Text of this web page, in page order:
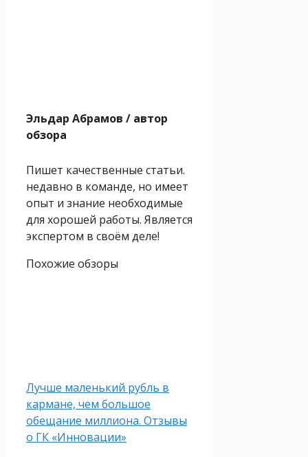
Эльдар Абрамов / автор
обзора
Пишет качественные статьи.
недавно в команде, но имеет
опыт и знание необходимые
для хорошей работы. Является
экспертом в своём деле!
Похожие обзоры
Лучше маленький рубль в
кармане, чем большое
обещание миллиона. Отзывы
о ГК «Инновации»